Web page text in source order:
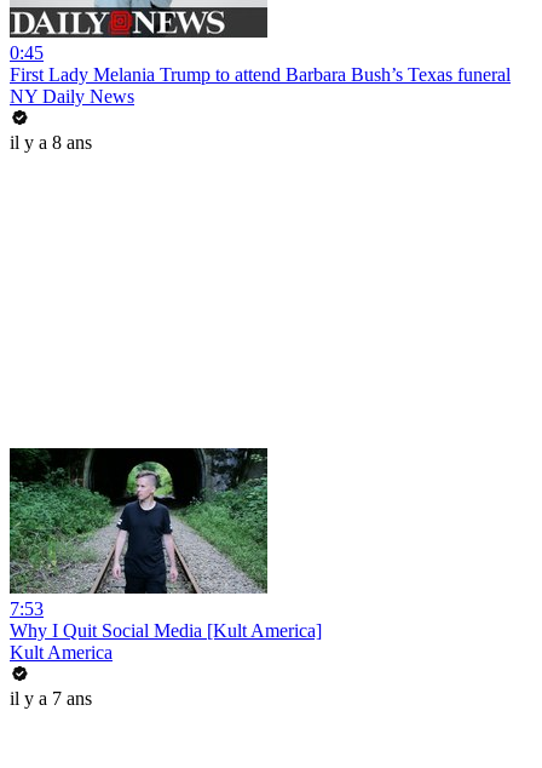
0:45
First Lady Melania Trump to attend Barbara Bush’s Texas funeral
NY Daily News
il y a 8 ans
7:53
Why I Quit Social Media [Kult America]
Kult America
il y a 7 ans